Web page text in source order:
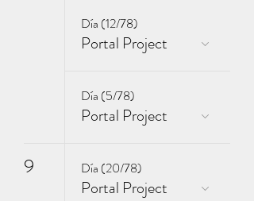
Día (12/78)
Portal Project
Día (5/78)
Portal Project
9 Día (20/78)
Portal Project